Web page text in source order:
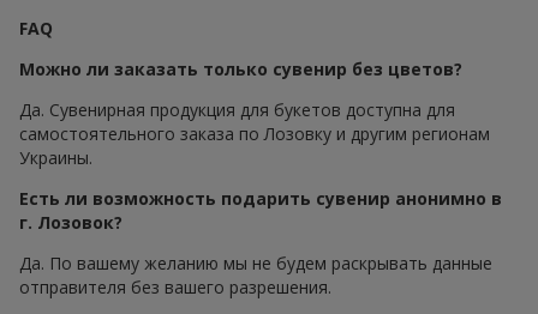
FAQ
Можно ли заказать только сувенир без цветов?
Да. Сувенирная продукция для букетов доступна для
самостоятельного заказа по Лозовку и другим регионам
Украины.
Есть ли возможность подарить сувенир анонимно в
г. Лозовок?
Да. По вашему желанию мы не будем раскрывать данные
отправителя без вашего разрешения.